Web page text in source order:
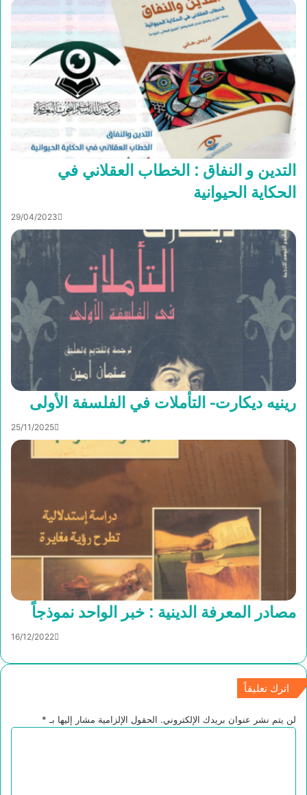
التدين و النفاق : الخطاب العقلاني في
الحكاية الحيوانية
29/04/2023
رينيه ديكارت- التأملات في الفلسفة الأولى
25/11/2025
مصادر المعرفة الدينية : خبر الواحد نموذجاً
16/12/2022
اترك تعليقاً
لن يتم نشر عنوان بريدك الإلكتروني. الحقول الإلزامية مشار إليها بـ *